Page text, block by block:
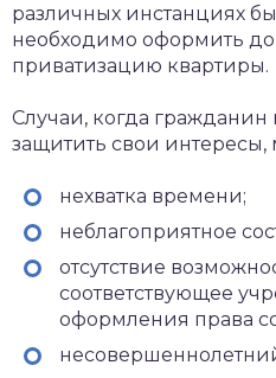
различных инстанциях
необходимо оформить
приватизацию квартиры.
Случаи, когда гражданин
защитить свои интересы,
нехватка времени;
неблагоприятное
отсутствие
соответствующее
оформления права